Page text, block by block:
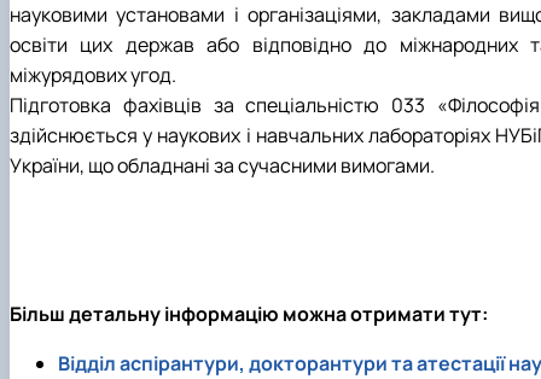
науковими установами і організаціями, закладами
освіти цих держав або відповідно до міжнародних
міжурядових угод.
Підготовка фахівців за спеціальністю 033
здійснюється у наукових і навчальних лабораторіях
України, що обладнані за сучасними вимогами.
Більш детальну інформацію можна отримати тут:
Відділ аспірантури, докторантури та атестації нау